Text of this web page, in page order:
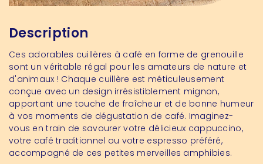
Description
Ces adorables cuillères à café en forme de grenouille
sont un véritable régal pour les amateurs de nature et
d'animaux ! Chaque cuillère est méticuleusement
conçue avec un design irrésistiblement mignon,
apportant une touche de fraîcheur et de bonne humeur
à vos moments de dégustation de café. Imaginez-
vous en train de savourer votre délicieux cappuccino,
votre café traditionnel ou votre espresso préféré,
accompagné de ces petites merveilles amphibies.